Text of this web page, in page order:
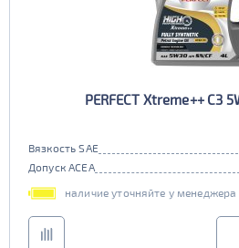
PERFECT Xtreme++ C3
Вязкость SAE
Допуск ACEA
наличие уточняйте у менеджера